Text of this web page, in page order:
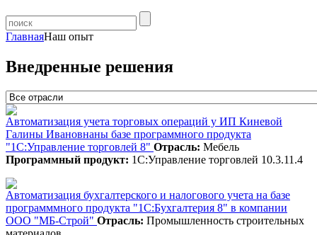
ГлавнаяНаш опыт
Внедренные решения
Автоматизация учета торговых операций у ИП Киневой
Галины Ивановнаны базе программного продукта
"1С:Управление торговлей 8" Отрасль: Мебель
Программный продукт: 1С:Управление торговлей 10.3.11.4
Автоматизация бухгалтерского и налогового учета на базе
программмного продукта "1С:Бухгалтерия 8" в компании
ООО "МБ-Строй" Отрасль: Промышленность строительных